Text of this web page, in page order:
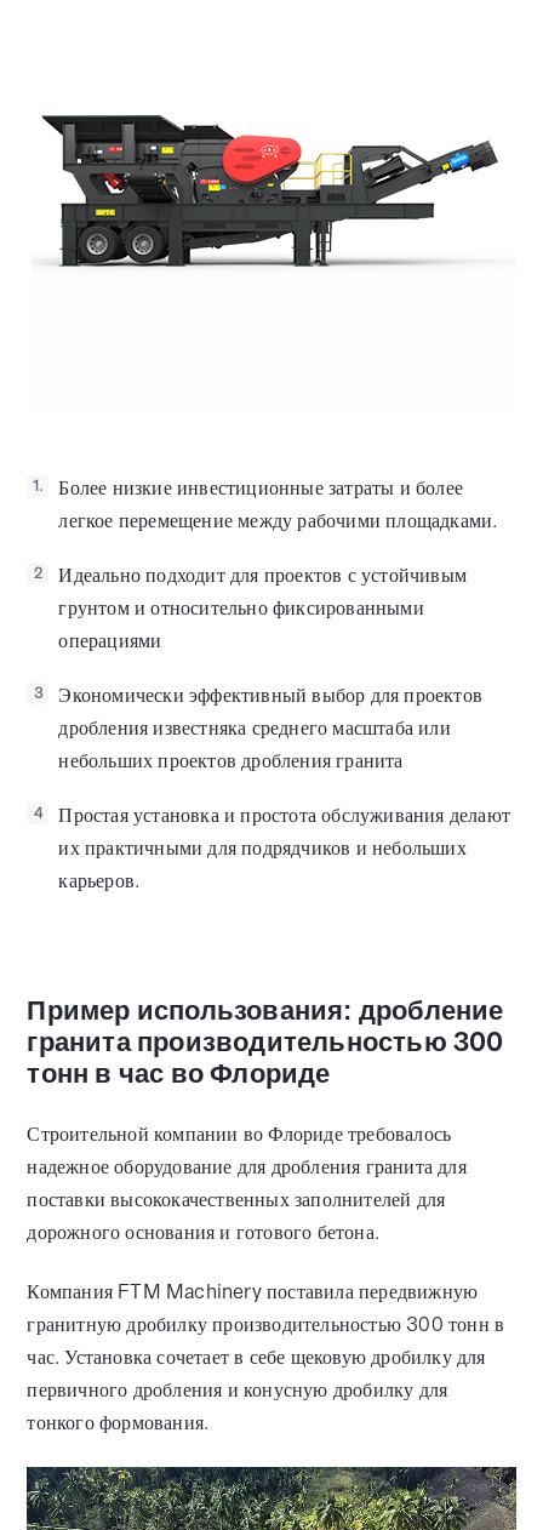
1.
Более низкие инвестиционные затраты и более
легкое перемещение между рабочими площадками.
2
Идеально подходит для проектов с устойчивым
грунтом и относительно фиксированными
операциями
3
Экономически эффективный выбор для проектов
дробления известняка среднего масштаба или
небольших проектов дробления гранита
4
Простая установка и простота обслуживания делают
их практичными для подрядчиков и небольших
карьеров.
Пример использования: дробление
гранита производительностью 300
тонн в час во Флориде
Строительной компании во Флориде требовалось
надежное оборудование для дробления гранита для
поставки высококачественных заполнителей для
дорожного основания и готового бетона.
Компания FTM Machinery поставила передвижную
гранитную дробилку производительностью 300 тонн в
час. Установка сочетает в себе щековую дробилку для
первичного дробления и конусную дробилку для
тонкого формования.